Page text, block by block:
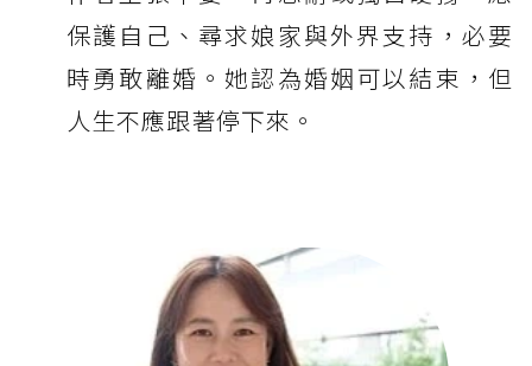
保護自己、尋求娘家與外界支持，必要
時勇敢離婚。她認為婚姻可以結束，但
人生不應跟著停下來。